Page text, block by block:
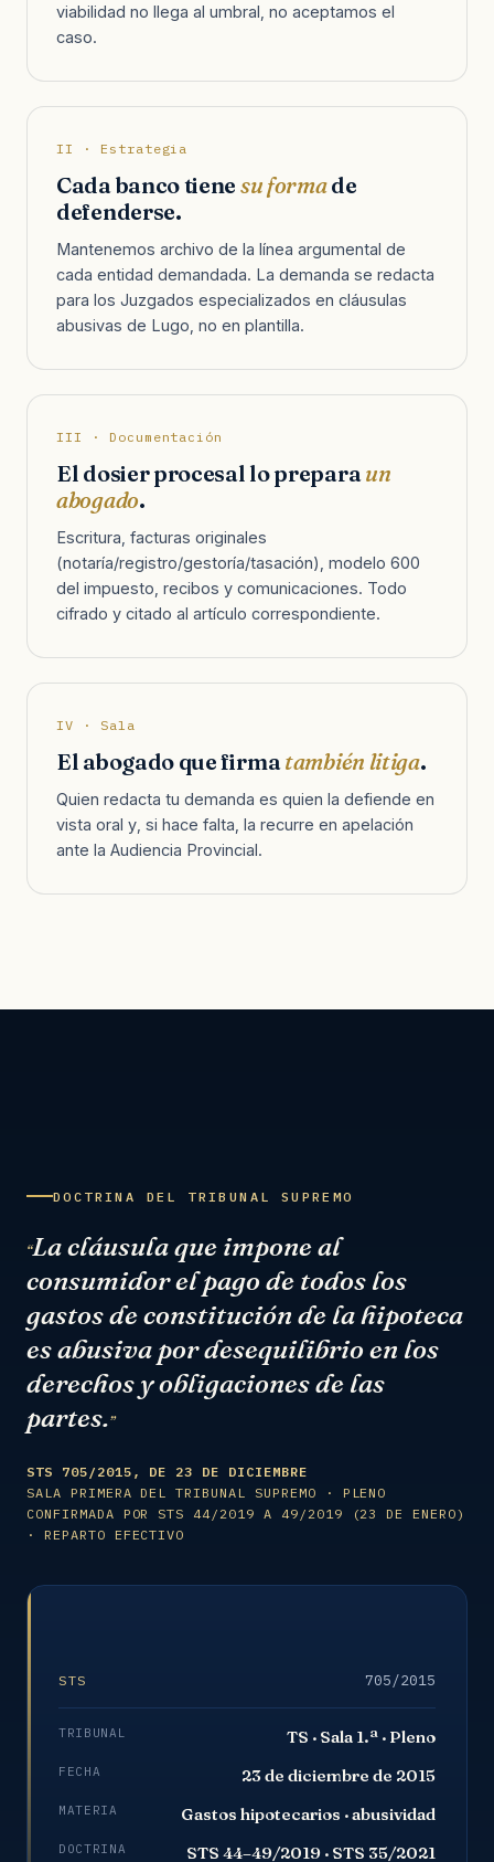
viabilidad no llega al umbral, no aceptamos el
caso.
II · Estrategia
Cada banco tiene su formade
defenderse.
Mantenemos archivo de la línea argumental de
cada entidad demandada. La demanda se redacta
para los Juzgados especializados en cláusulas
abusivas de Lugo, no en plantilla.
III · Documentación
El dosier procesal lo preparaun
abogado.
Escritura, facturas originales
(notaría/registro/gestoría/tasación), modelo 600
del impuesto, recibos y comunicaciones. Todo
cifrado y citado al artículo correspondiente.
IV · Sala
El abogado que firmatambién litiga.
Quien redacta tu demanda es quien la defiende en
vista oral y, si hace falta, la recurre en apelación
ante la Audiencia Provincial.
DOCTRINA DEL TRIBUNAL SUPREMO
“La cláusula que impone al
consumidor el pago de todos los
gastos de constitución de la hipoteca
es abusiva por desequilibrio en los
derechos y obligaciones de las
partes.”
STS 705/2015, DE 23 DE DICIEMBRE
SALA PRIMERA DEL TRIBUNAL SUPREMO · PLENO
CONFIRMADA POR STS 44/2019 A 49/2019 (23 DE ENERO)
· REPARTO EFECTIVO
STS 705/2015
TRIBUNAL TS · Sala 1.ª · Pleno
FECHA 23 de diciembre de 2015
MATERIA Gastos hipotecarios · abusividad
DOCTRINA STS 44–49/2019 · STS 35/2021